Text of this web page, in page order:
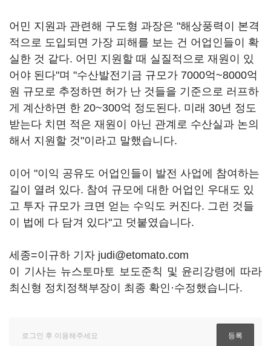
어민 지원과 관련해 구도형 과장은 "해상풍력이 본격
적으로 도입되면 가장 피해를 보는 건 어업인들이 확
실한 것 같다. 어민 지원할 때 실질적으로 재원이 있
어야 된다"며 "수산발전기금 규모가 7000억~8000억
원 규모로 추정하면 허가 난 것들을 기준으로 러프하
게 계산하면 한 20~300억 정도된다. 미래 30년 정도
받는다 치면 적은 재원이 아닌 관계로 수산실과 논의
해서 지원할 것"이라고 말했습니다.
이어 "이익 공유도 어업인들이 발전 사업에 참여하는
길이 열려 있다. 참여 규모에 대한 어업인 우대도 있
고 투자 규모가 크면 얻는 수익도 커진다. 그런 것들
이 법에 다 담겨 있다"고 덧붙였습니다.
세종=이규하 기자 judi@etomato.com
이 기사는 뉴스토마토 보도준칙 및 윤리강령에 따라
최신형 정치정책부장이 최종 확인·수정했습니다.